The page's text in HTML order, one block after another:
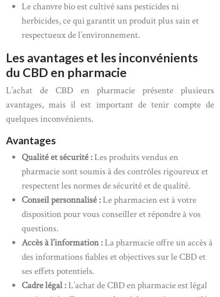
Le chanvre bio est cultivé sans pesticides ni
herbicides, ce qui garantit un produit plus sain et
respectueux de l’environnement.
Les avantages et les inconvénients
du CBD en pharmacie
L’achat de CBD en pharmacie présente plusieurs
avantages, mais il est important de tenir compte de
quelques inconvénients.
Avantages
Qualité et sécurité : Les produits vendus en
pharmacie sont soumis à des contrôles rigoureux et
respectent les normes de sécurité et de qualité.
Conseil personnalisé : Le pharmacien est à votre
disposition pour vous conseiller et répondre à vos
questions.
Accès à l’information : La pharmacie offre un accès à
des informations fiables et objectives sur le CBD et
ses effets potentiels.
Cadre légal : L’achat de CBD en pharmacie est légal